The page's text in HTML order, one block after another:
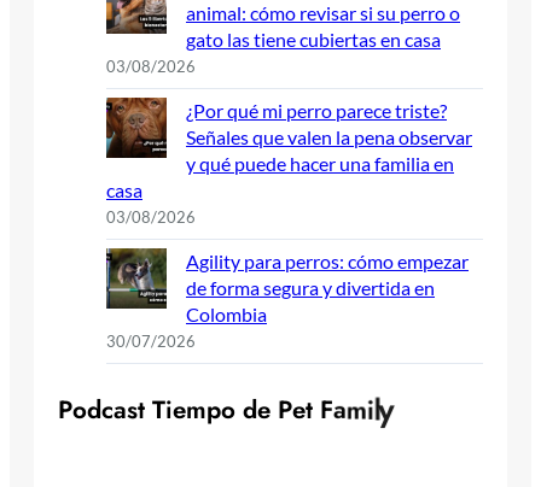
animal: cómo revisar si su perro o
gato las tiene cubiertas en casa
03/08/2026
¿Por qué mi perro parece triste?
Señales que valen la pena observar
y qué puede hacer una familia en
casa
03/08/2026
Agility para perros: cómo empezar
de forma segura y divertida en
Colombia
30/07/2026
Podcast Tiempo de Pet Family